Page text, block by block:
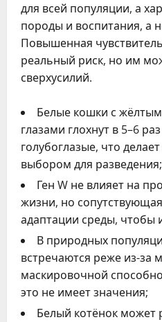
для всей популяции, а
породы и воспитания, а
Повышенная
реальный риск, но им
сверхусилий.
Белые кошки с
глазами глохнут в 5–6
голубоглазые, что
выбором для разведения;
Ген W не влияет на
жизни, но сопутствующая
адаптации среды, чтобы
В природных
встречаются реже из-за
маскировочной
это не имеет значения;
Белый котёнок может